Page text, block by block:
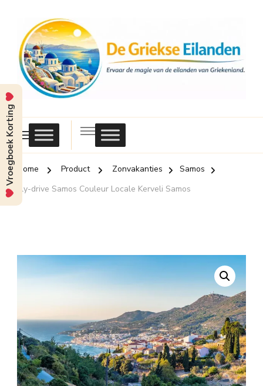
Griekse
Eilanden
Home Product Zonvakanties
Samos
Fly-drive Samos Couleur Locale Kerveli Samos
Vroegboek Korting